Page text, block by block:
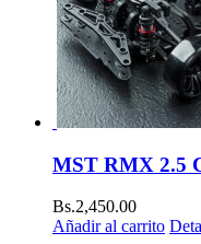
MST RMX 2.5
Bs.2,450.00
Añadir al carrito